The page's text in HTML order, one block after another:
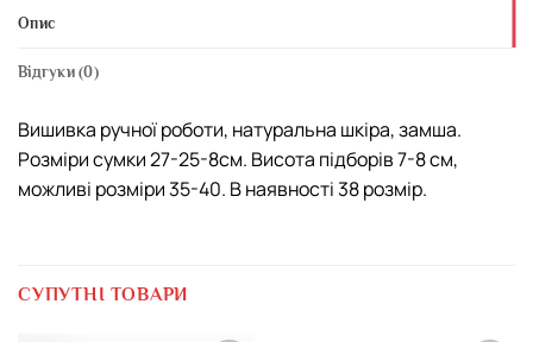
Опис
Відгуки (0)
Вишивка ручної роботи, натуральна шкіра, замша.
Розміри сумки 27-25-8см. Висота підборів 7-8 см,
можливі розміри 35-40. В наявності 38 розмір.
СУПУТНІ ТОВАРИ